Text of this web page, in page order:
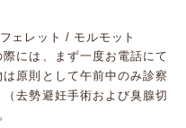
ェレット / モルモット
には、まず一度お電話にて
原則として午前中のみ診察
去勢避妊手術および臭腺切